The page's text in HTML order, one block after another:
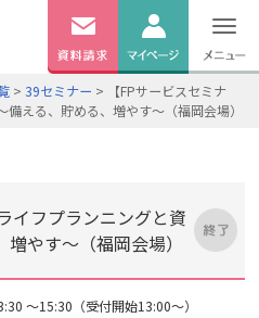
無料
資料
請求
ログイン
>39セミナー > 【FPサービスセミナ
える、貯める、増やす～（福岡会場）
イフプランニングと資
やす～（福岡会場）
～15:30（受付開始13:00～）